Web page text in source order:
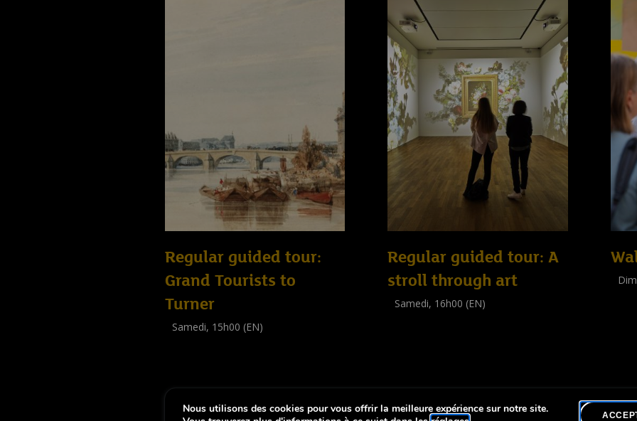
Regular guided tour:
Grand Tourists to
Turner
Samedi, 15h00 (EN)
Regular guided tour: A
stroll through art
Samedi, 16h00 (EN)
Notice légale-Déclaration d’accessibilité
Nous utilisons des cookies pour vous offrir la meilleure expérience sur notre site.